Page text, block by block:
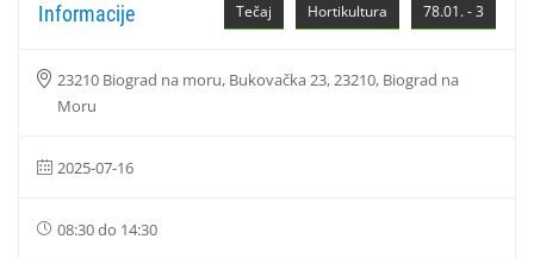
78.01. - 3
Hortikultura
Tečaj
Informacije
23210 Biograd na moru, Bukovačka 23, 23210, Biograd na
Moru
2025-07-16
08:30 do 14:30